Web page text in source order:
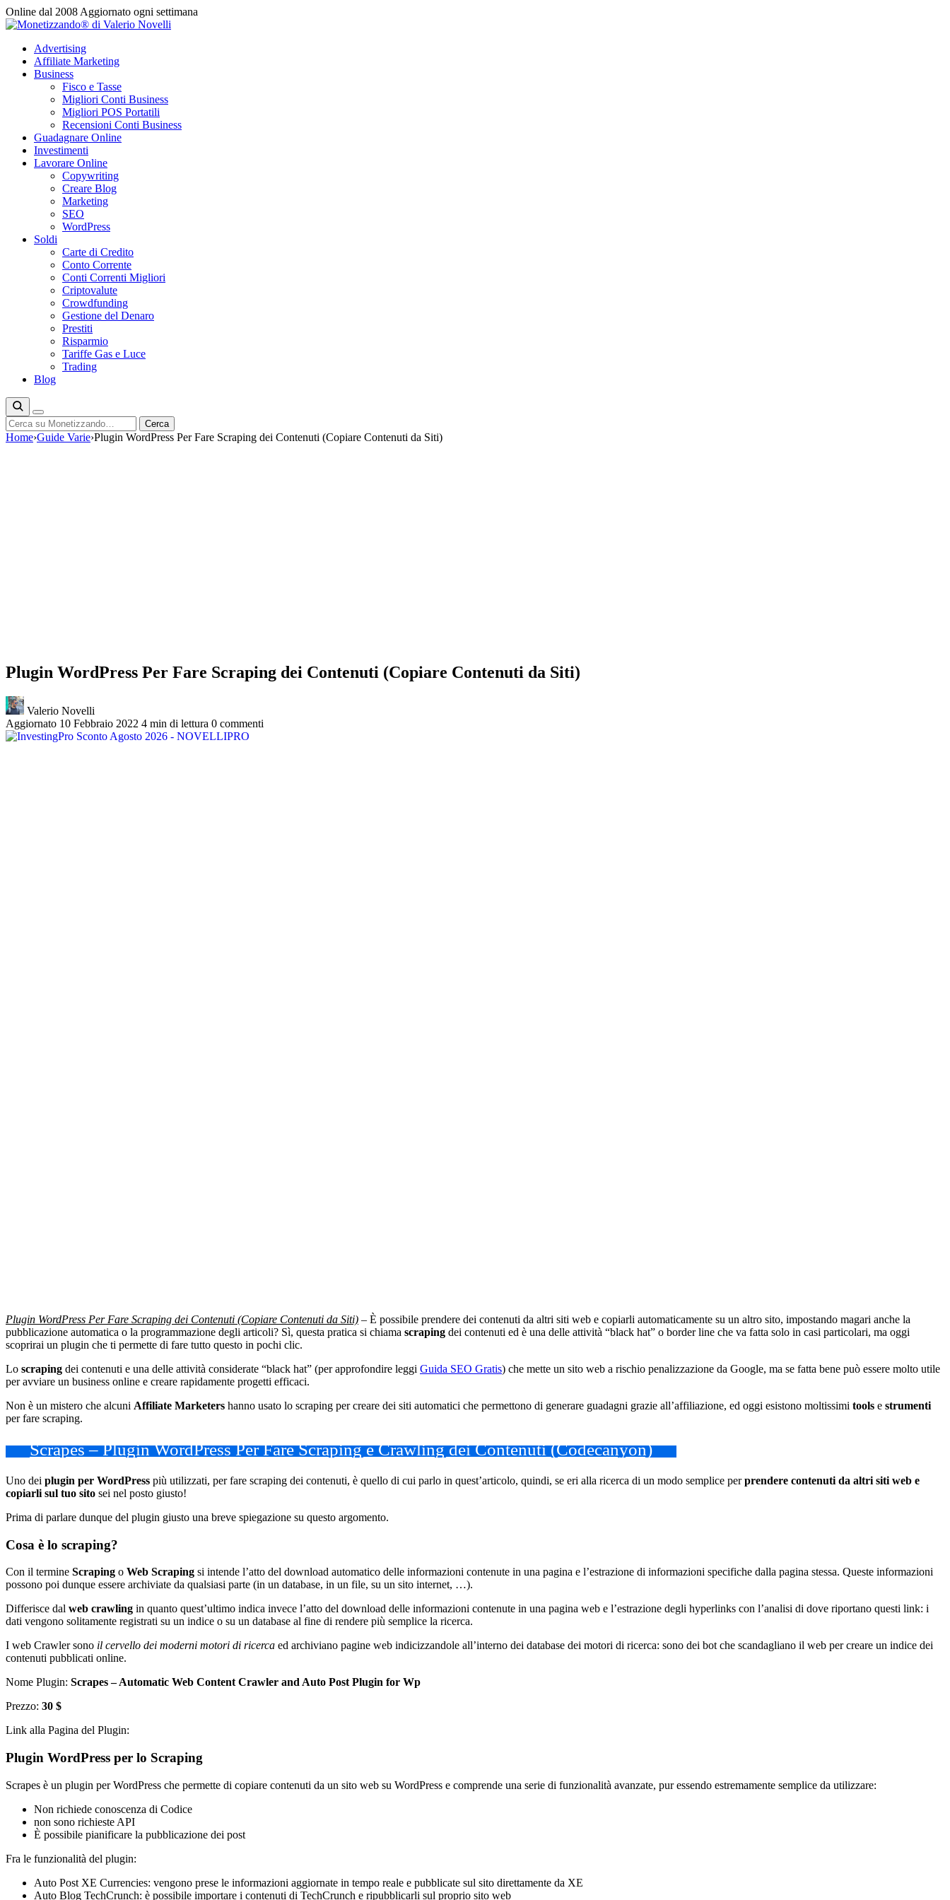
Vai
al
Online dal 2008 Aggiornato ogni settimana
Advertising
Affiliate Marketing
Business
Fisco e Tasse
Migliori Conti Business
Migliori POS Portatili
Recensioni Conti Business
Guadagnare Online
Investimenti
Lavorare Online
Copywriting
Creare Blog
Marketing
SEO
WordPress
Soldi
Carte di Credito
Conto Corrente
Conti Correnti Migliori
Criptovalute
Crowdfunding
Gestione del Denaro
Prestiti
Risparmio
Tariffe Gas e Luce
Trading
Blog
Cerca Cerca
Home›Guide Varie›Plugin WordPress Per Fare Scraping dei Contenuti (Copiare Contenuti da Siti)
Plugin WordPress Per Fare Scraping dei Contenuti (Copiare Contenuti da Siti)
Valerio Novelli
Aggiornato 10 Febbraio 2022 4 min di lettura 0 commenti
Plugin WordPress Per Fare Scraping dei Contenuti (Copiare Contenuti da Siti) – È possibile prendere dei contenuti da altri siti web e copiarli automaticamente su un altro sito, impostando magari anche la
pubblicazione automatica o la programmazione degli articoli? Sì, questa pratica si chiama scraping dei contenuti ed è una delle attività “black hat” o border line che va fatta solo in casi particolari, ma oggi
scoprirai un plugin che ti permette di fare tutto questo in pochi clic.
Lo scraping dei contenuti e una delle attività considerate “black hat” (per approfondire leggi Guida SEO Gratis) che mette un sito web a rischio penalizzazione da Google, ma se fatta bene può essere molto utile
per avviare un business online e creare rapidamente progetti efficaci.
Non è un mistero che alcuni Affiliate Marketers hanno usato lo scraping per creare dei siti automatici che permettono di generare guadagni grazie all’affiliazione, ed oggi esistono moltissimi tools e strumenti
per fare scraping.
Scrapes – Plugin WordPress Per Fare Scraping e Crawling dei Contenuti (Codecanyon)
Uno dei plugin per WordPress più utilizzati, per fare scraping dei contenuti, è quello di cui parlo in quest’articolo, quindi, se eri alla ricerca di un modo semplice perprendere contenuti da altri siti web e
copiarli sul tuo sito sei nel posto giusto!
Prima di parlare dunque del plugin giusto una breve spiegazione su questo argomento.
Cosa è lo scraping?
Con il termine Scraping o Web Scraping si intende l’atto del download automatico delle informazioni contenute in una pagina e l’estrazione di informazioni specifiche dalla pagina stessa. Queste informazioni
possono poi dunque essere archiviate da qualsiasi parte (in un database, in un file, su un sito internet, …).
Differisce dal web crawling in quanto quest’ultimo indica invece l’atto del download delle informazioni contenute in una pagina web e l’estrazione degli hyperlinks con l’analisi di dove riportano questi link: i
dati vengono solitamente registrati su un indice o su un database al fine di rendere più semplice la ricerca.
I web Crawler sono il cervello dei moderni motori di ricerca ed archiviano pagine web indicizzandole all’interno dei database dei motori di ricerca: sono dei bot che scandagliano il web per creare un indice dei
contenuti pubblicati online.
Nome Plugin: Scrapes – Automatic Web Content Crawler and Auto Post Plugin for Wp
Prezzo: 30 $
Link alla Pagina del Plugin:
Plugin WordPress per lo Scraping
Scrapes è un plugin per WordPress che permette di copiare contenuti da un sito web su WordPress e comprende una serie di funzionalità avanzate, pur essendo estremamente semplice da utilizzare:
Non richiede conoscenza di Codice
non sono richieste API
È possibile pianificare la pubblicazione dei post
Fra le funzionalità del plugin:
Auto Post XE Currencies: vengono prese le informazioni aggiornate in tempo reale e pubblicate sul sito direttamente da XE
Auto Blog TechCrunch: è possibile importare i contenuti di TechCrunch e ripubblicarli sul proprio sito web